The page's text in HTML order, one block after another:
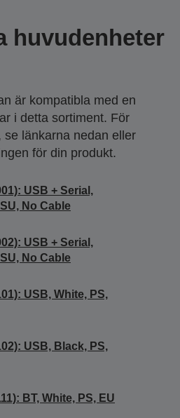
huvudenheter
är kompatibla med en
i detta sortiment. För
se länkarna nedan eller
för din produkt.
USB + Serial,
No Cable
USB + Serial,
No Cable
USB, White, PS,
USB, Black, PS,
BT, White, PS, EU